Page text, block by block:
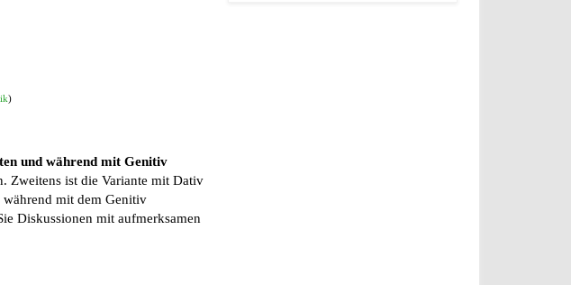
)
und während mit Genitiv
Zweitens ist die Variante mit Dativ
mit dem Genitiv
Diskussionen mit aufmerksamen